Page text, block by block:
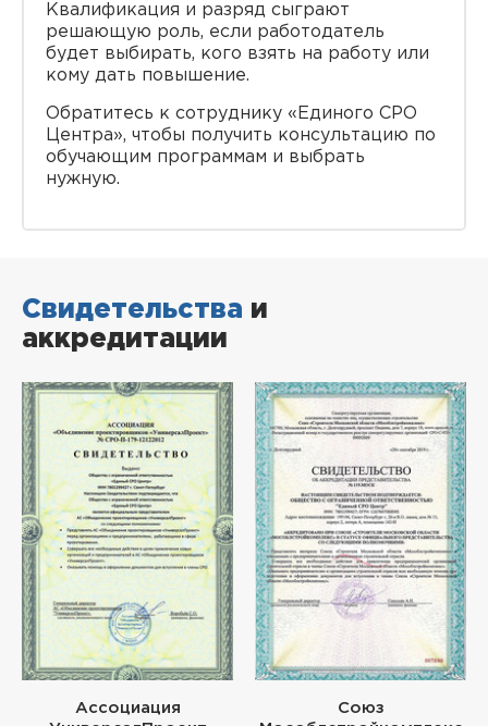
Квалификация и разряд сыграют
решающую роль, если работодатель
будет выбирать, кого взять на работу или
кому дать повышение.
Обратитесь к сотруднику «Единого СРО
Центра», чтобы получить консультацию по
обучающим программам и выбрать
нужную.
Свидетельства и
аккредитации
Ассоциация
Союз